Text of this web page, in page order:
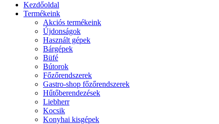
Kezdőoldal
Termékeink
Akciós termékeink
Újdonságok
Használt gépek
Bárgépek
Büfé
Bútorok
Főzőrendszerek
Gastro-shop főzőrendszerek
Hűtőberendezések
Liebherr
Kocsik
Konyhai kisgépek